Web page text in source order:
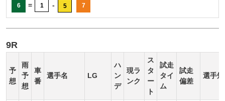
6 = 1 - 5 7
9R
予
想
雨
予
想
車
番
選手名 LG
ハ
ン
デ
現ラ
ンク
ス
タ
ー
ト
試走
タイ
ム
試走
偏差
選手